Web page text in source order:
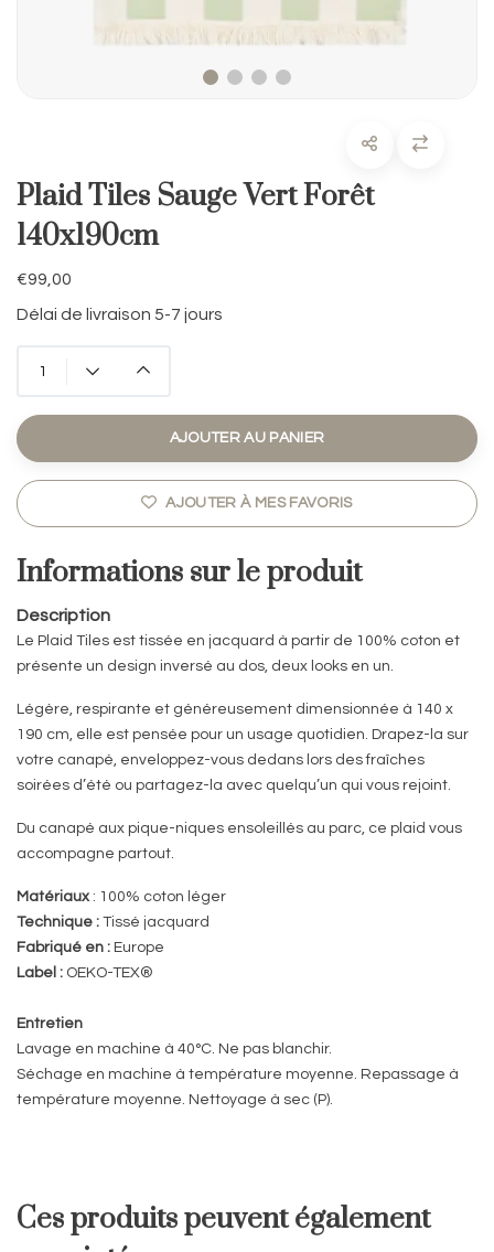
Plaid Tiles Sauge Vert Forêt
140x190cm
€99,00
Délai de livraison 5-7 jours
AJOUTER AU PANIER
AJOUTER À MES FAVORIS
Informations sur le produit
Description
Le Plaid Tiles est tissée en jacquard à partir de 100% coton et
présente un design inversé au dos, deux looks en un.
Légère, respirante et généreusement dimensionnée à 140 x
190 cm, elle est pensée pour un usage quotidien. Drapez-la sur
votre canapé, enveloppez-vous dedans lors des fraîches
soirées d’été ou partagez-la avec quelqu’un qui vous rejoint.
Du canapé aux pique-niques ensoleillés au parc, ce plaid vous
accompagne partout.
Matériaux: 100% coton léger
Technique : Tissé jacquard
Fabriqué en : Europe
Label : OEKO-TEX®
Entretien
Lavage en machine à 40°C. Ne pas blanchir.
Séchage en machine à température moyenne. Repassage à
température moyenne. Nettoyage à sec (P).
Ces produits peuvent également